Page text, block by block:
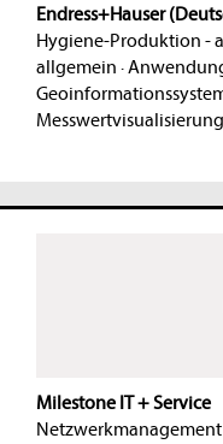
Endress+Hauser
Hygiene-Produktion -
allgemein ·
Messwertvisualisierung
Milestone IT + Service
Netzwerkmanagement